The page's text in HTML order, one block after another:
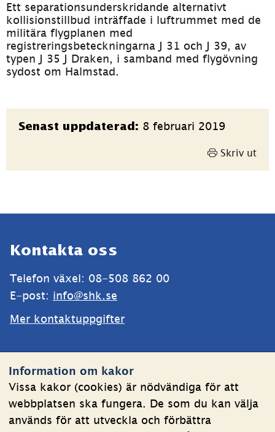
Information om kakor
Vissa kakor (cookies) är nödvändiga för att
webbplatsen ska fungera. De som du kan välja
används för att utveckla och förbättra
Ett separationsunderskridande alternativt
kollisionstillbud inträffade i luftrummet med de
militära flygplanen med
registreringsbeteckningarna J 31 och J 39, av
typen J 35 J Draken, i samband med flygövning
sydost om Halmstad.
Sidinformation
Senast uppdaterad: 8 februari 2019
Skriv ut
Kontakta oss
Telefon växel: 08-508 862 00
E-post: info@shk.se
Mer kontaktuppgifter
Om kakor
Behandling av personuppgifter
Tillgänglighetsredogörelse